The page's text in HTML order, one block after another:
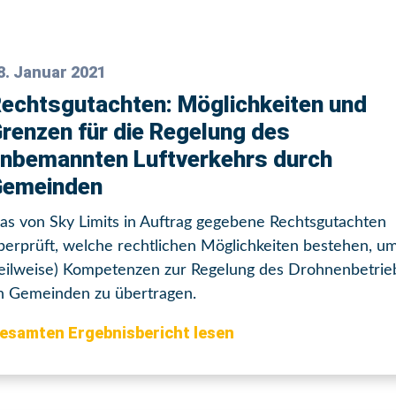
Januar 2021
Möglichkeiten und
für die Regelung des
Luftverkehrs durch
von Sky Limits in Auftrag gegebene Rechtsgutachten
welche rechtlichen Möglichkeiten bestehen,
Kompetenzen zur Regelung des
Gemeinden zu übertragen.
Ergebnisbericht lesen